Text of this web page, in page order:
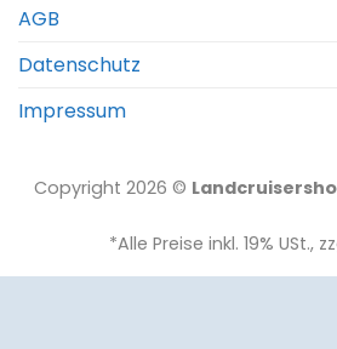
AGB
Datenschutz
Impressum
Copyright 2026 ©
*Alle Preise inkl. 19% USt.,